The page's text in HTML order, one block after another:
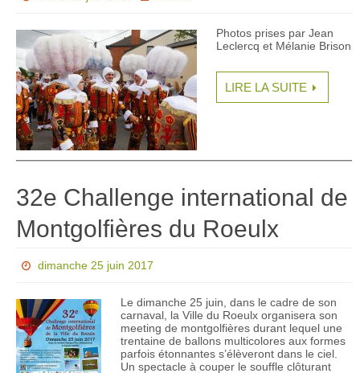
Photos prises par Jean
Leclercq et Mélanie Brison
LIRE LA SUITE
32e Challenge international de
Montgolfières du Roeulx
dimanche 25 juin 2017
Le dimanche 25 juin, dans le cadre de son
carnaval, la Ville du Roeulx organisera son
meeting de montgolfières durant lequel une
trentaine de ballons multicolores aux formes
parfois étonnantes s’élèveront dans le ciel.
Un spectacle à couper le souffle clôturant